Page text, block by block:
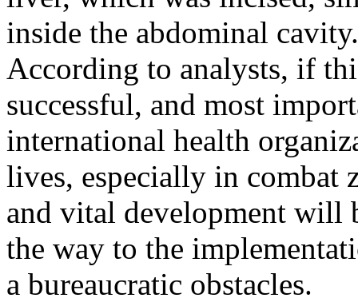
inside the abdominal cavity.
According to analysts, if
successful, and most
international health
lives, especially in combat
and vital development will
the way to the
a bureaucratic obstacles.